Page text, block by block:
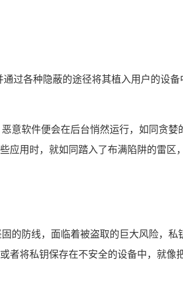
过各种隐蔽的途径将其植入用户的设
意软件便会在后台悄然运行，如同贪婪
应用时，就如同踏入了布满陷阱的雷区
的防线，面临着被盗取的巨大风险，私
者将私钥保存在不安全的设备中，就像